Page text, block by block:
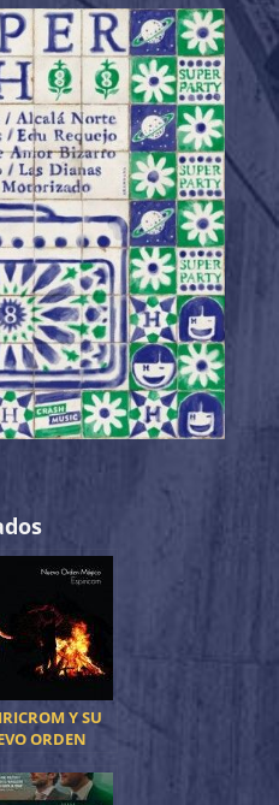
Y SU
ORDEN